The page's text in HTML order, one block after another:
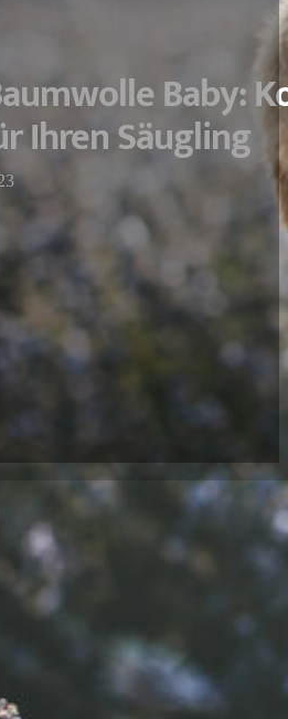
Baby:
Ihren Säugling
für Babys ist ein unverzichtbares
des Babys von großer
dabei helfen, für eine angenehme
natürlicher Baumwolle ist ein großer
Baumwollschlafsack hilft, Reizungen
praktisch, weil sie in
den passenden Schlafsack gibt.